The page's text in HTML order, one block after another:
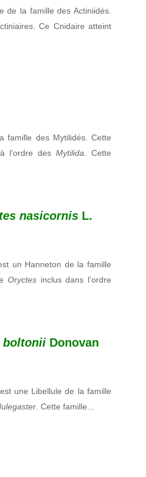
de la famille des Actiniidés.
Ce Cnidaire atteint
famille des Mytilidés. Cette
l’ordre des Mytilida . Cette
nasicornis L.
un Hanneton de la famille
Oryctes inclus dans l’ordre
boltonii Donovan
une Libellule de la famille
. Cette famille...